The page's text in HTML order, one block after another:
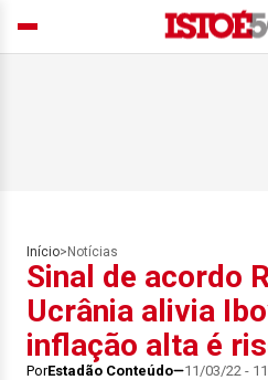
Início> Notícias
Sinal de acordo
Ucrânia alivia
inflação alta é
PorEstadão Conteúdo 11/03/22 -